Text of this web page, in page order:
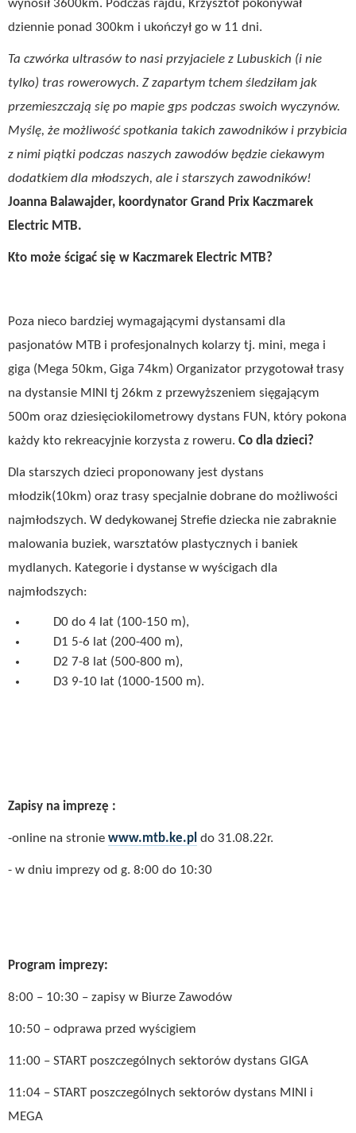
wynosił 3600km. Podczas rajdu, Krzysztof pokonywał
dziennie ponad 300km i ukończył go w 11 dni.
Ta czwórka ultrasów to nasi przyjaciele z Lubuskich (i nie
tylko) tras rowerowych. Z zapartym tchem śledziłam jak
przemieszczają się po mapie gps podczas swoich wyczynów.
Myślę, że możliwość spotkania takich zawodników i przybicia
z nimi piątki podczas naszych zawodów będzie ciekawym
dodatkiem dla młodszych, ale i starszych zawodników!
Joanna Balawajder, koordynator Grand Prix Kaczmarek
Electric MTB.
Kto może ścigać się w Kaczmarek Electric MTB?
Poza nieco bardziej wymagającymi dystansami dla
pasjonatów MTB i profesjonalnych kolarzy tj. mini, mega i
giga (Mega 50km, Giga 74km) Organizator przygotował trasy
na dystansie MINI tj 26km z przewyższeniem sięgającym
500m oraz dziesięciokilometrowy dystans FUN, który pokona
każdy kto rekreacyjnie korzysta z roweru. Co dla dzieci?
Dla starszych dzieci proponowany jest dystans
młodzik(10km) oraz trasy specjalnie dobrane do możliwości
najmłodszych. W dedykowanej Strefie dziecka nie zabraknie
malowania buziek, warsztatów plastycznych i baniek
mydlanych. Kategorie i dystanse w wyścigach dla
najmłodszych:
D0 do 4 lat (100-150 m),
D1 5-6 lat (200-400 m),
D2 7-8 lat (500-800 m),
D3 9-10 lat (1000-1500 m).
Zapisy na imprezę :
-online na stronie www.mtb.ke.pl do 31.08.22r.
- w dniu imprezy od g. 8:00 do 10:30
Program imprezy:
8:00 – 10:30 – zapisy w Biurze Zawodów
10:50 – odprawa przed wyścigiem
11:00 – START poszczególnych sektorów dystans GIGA
11:04 – START poszczególnych sektorów dystans MINI i
MEGA